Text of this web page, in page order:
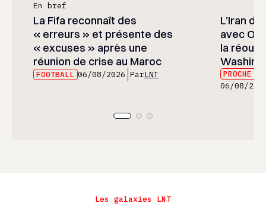
En bref
La Fifa reconnaît des
« erreurs » et présente des
« excuses » après une
réunion de crise au Maroc
FOOTBALL 06/08/2026 ParLNT
L’Iran
avec
la
PROCHE
06/08/
Les galaxies LNT